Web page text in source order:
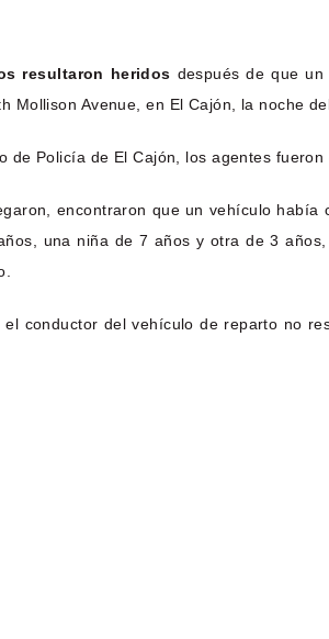
resultaron heridos después de que
Mollison Avenue, en El Cajón, la noche
de Policía de El Cajón, los agentes
encontraron que un vehículo
una niña de 7 años y otra de 3
conductor del vehículo de reparto no